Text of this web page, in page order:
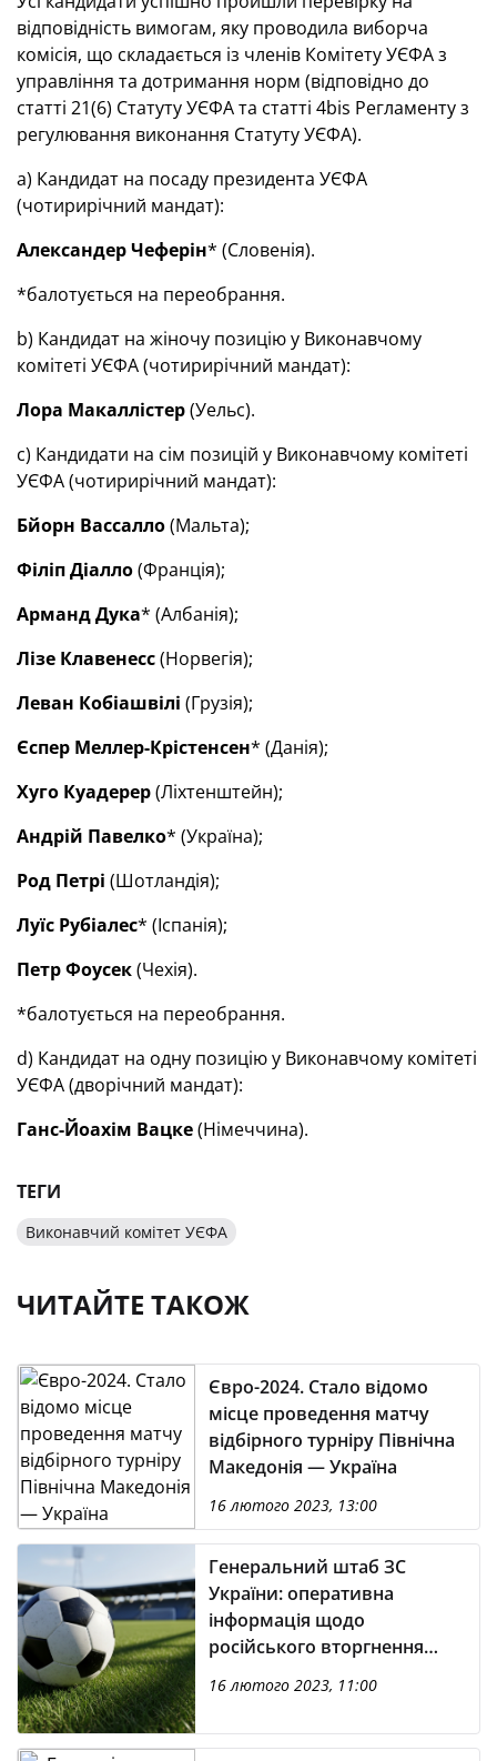
відповідність вимогам, яку проводила виборча
комісія, що складається із членів Комітету УЄФА з
управління та дотримання норм (відповідно до
статті 21(6) Статуту УЄФА та статті 4bis Регламенту з
регулювання виконання Статуту УЄФА).
a) Кандидат на посаду президента УЄФА
(чотирирічний мандат):
Александер Чеферін* (Словенія).
*балотується на переобрання.
b) Кандидат на жіночу позицію у Виконавчому
комітеті УЄФА (чотирирічний мандат):
Лора Макаллістер(Уельс).
c) Кандидати на сім позицій у Виконавчому комітеті
УЄФА (чотирирічний мандат):
Бйорн Вассалло(Мальта);
Філіп Діалло(Франція);
Арманд Дука* (Албанія);
Лізе Клавенесс(Норвегія);
Леван Кобіашвілі (Грузія);
Єспер Меллер-Крістенсен* (Данія);
Хуго Куадерер(Ліхтенштейн);
Андрій Павелко* (Україна);
Род Петрі (Шотландія);
Луїс Рубіалес* (Іспанія);
Петр Фоусек(Чехія).
*балотується на переобрання.
d) Кандидат на одну позицію у Виконавчому комітеті
УЄФА (дворічний мандат):
Ганс-Йоахім Вацке(Німеччина).
ТЕГИ
Виконавчий комітет УЄФА
ЧИТАЙТЕ ТАКОЖ
Євро-2024. Стало відомо
місце проведення матчу
відбірного турніру Північна
Македонія — Україна
16 лютого 2023, 13:00
Генеральний штаб ЗС
України: оперативна
інформація щодо
російського вторгнення
16 лютого 2023, 11:00